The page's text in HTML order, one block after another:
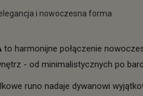
i nowoczesna forma
to harmonijne połączenie
- od minimalistycznych po
runo nadaje dywanowi